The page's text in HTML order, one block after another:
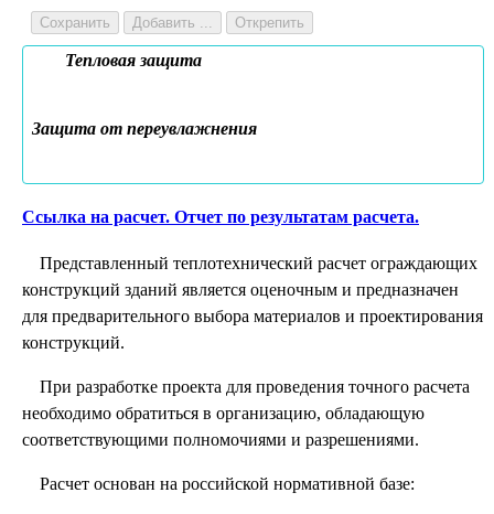
Сохранить Добавить ... Открепить
Тепловая защита
Защита от переувлажнения
Ссылка на расчет. Отчет по результатам расчета.
Представленный теплотехнический расчет ограждающих
конструкций зданий является оценочным и предназначен
для предварительного выбора материалов и проектирования
конструкций.
При разработке проекта для проведения точного расчета
необходимо обратиться в организацию, обладающую
соответствующими полномочиями и разрешениями.
Расчет основан на российской нормативной базе: